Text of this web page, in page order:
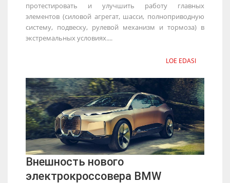
протестировать и улучшить работу главных
элементов (силовой агрегат, шасси, полноприводную
систему, подвеску, рулевой механизм и тормоза) в
экстремальных условиях....
LOE EDASI
Внешность нового
электрокроссовера BMW